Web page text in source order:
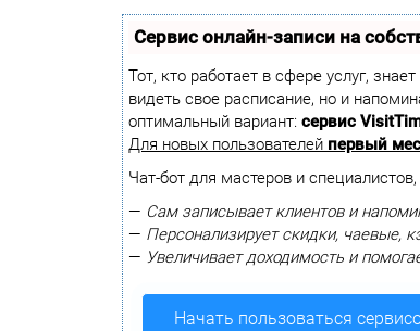
Сервис онлайн-записи на
Тот, кто работает в сфере услуг,
видеть свое расписание, но и
оптимальный вариант: сервис
Для новых пользователей первый
Чат-бот для мастеров и
— Сам записывает клиентов и
— Персонализирует скидки, чаевые,
— Увеличивает доходимость и
Начать пользоваться